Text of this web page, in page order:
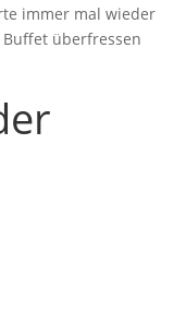
immer mal wieder
überfressen